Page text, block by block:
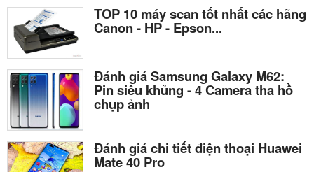
TOP 10 máy scan tốt nhất các hãng
Canon - HP - Epson...
Đánh giá Samsung Galaxy M62:
Pin siêu khủng - 4 Camera tha hồ
chụp ảnh
Đánh giá chi tiết điện thoại Huawei
Mate 40 Pro